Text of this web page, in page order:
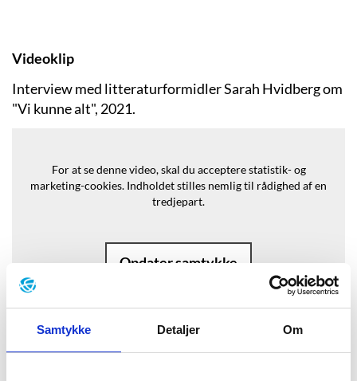
Samtykke Detaljer Om
Videoklip
Interview med litteraturformidler Sarah Hvidberg om
"Vi kunne alt", 2021.
For at se denne video, skal du acceptere statistik- og
marketing-cookies. Indholdet stilles nemlig til rådighed af en
tredjepart.
Opdater samtykke